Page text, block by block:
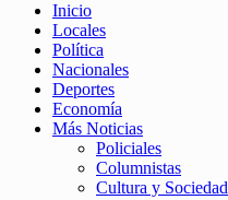
Inicio
Locales
Política
Nacionales
Deportes
Economía
Más Noticias
Policiales
Columnistas
Cultura y Sociedad